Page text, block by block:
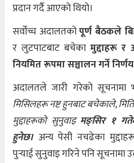
प्रदान गर्दै आएको थियो।
सर्वोच्च अदालतकोपूर्ण बैठकले
र लुटपाटबाट बचेका मुद्दाहरू
नियमित रूपमा सञ्चालन गर्ने निर्णय
अदालतले जारी गरेको सूचनामा
मिसिलहरू नष्ट हुनबाट बचेकाले,
मुद्दाहरूको सुनुवाइमङ्सिर १
हुनेछ।अन्य पेसी नचढेका
पुर्‍याई सुनुवाइ गरिने पनि सूचनामा